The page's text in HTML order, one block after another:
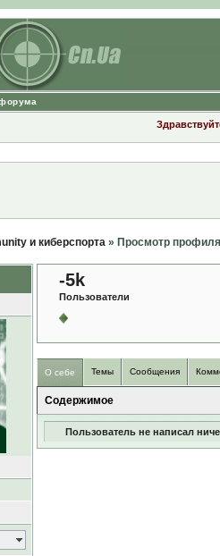
и киберспорта» Просмотр профиля
-5k
Пользователи
О себе Темы Сообщения
Содержимое
Пользователь не написал